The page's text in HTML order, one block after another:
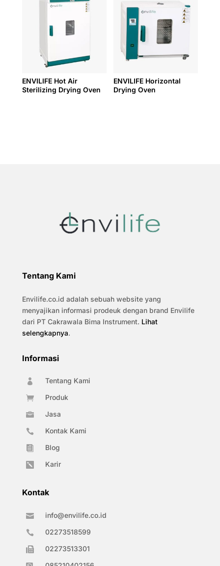
ENVILIFE Hot Air
Sterilizing Drying Oven
ENVILIFE Horizontal
Drying Oven
Tentang Kami
Envilife.co.id adalah sebuah website yang
menyajikan informasi prodeuk dengan brand Envilife
dari PT Cakrawala Bima Instrument. Lihat
selengkapnya.
Informasi
 Tentang Kami
 Produk
 Jasa
 Kontak Kami
 Blog
 Karir
Kontak
 info@envilife.co.id
 02273518599
 02273513301